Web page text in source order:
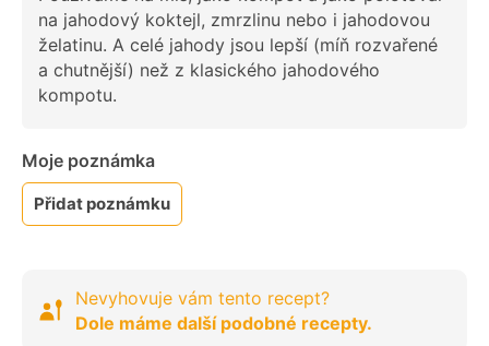
na jahodový koktejl, zmrzlinu nebo i jahodovou
želatinu. A celé jahody jsou lepší (míň rozvařené
a chutnější) než z klasického jahodového
kompotu.
Moje poznámka
Přidat poznámku
Nevyhovuje vám tento recept?
Dole máme další podobné recepty.